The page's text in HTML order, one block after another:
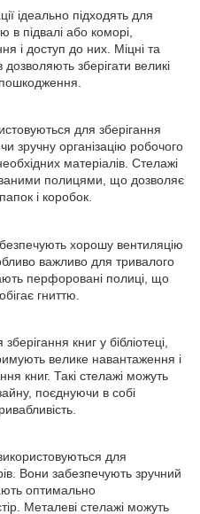
ідеально підходять для
в підвалі або коморі,
і доступ до них. Міцні та
дозволяють зберігати великі
для зберігання
зручну організацію робочого
матеріалів. Стелажі
полицями, що дозволяє
і коробок.
хорошу вентиляцію
важливо для тривалого
перфоровані полиці, що
гниттю.
книг у бібліотеці,
велике навантаження і
книг. Такі стелажі можуть
поєднуючи в собі
для
Вони забезпечують зручний
оптимально
Металеві стелажі можуть